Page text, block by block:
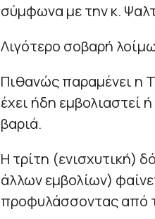
σύμφωνα με την κ.
Λιγότερο σοβαρή
Πιθανώς παραμένει η
έχει ήδη εμβολιαστεί
βαριά.
Η τρίτη (ενισχυτική)
άλλων εμβολίων)
προφυλάσσοντας από